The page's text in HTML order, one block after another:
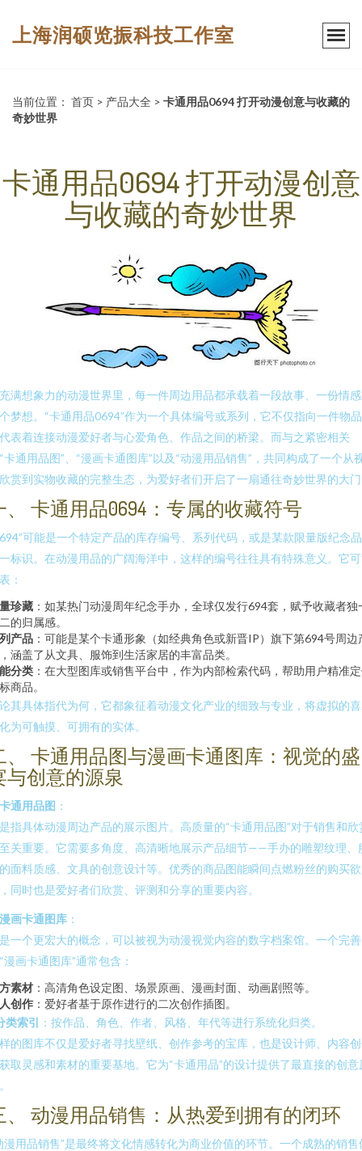
上海润硕览振科技工作室
当前位置： 首页 > 产品大全 > 卡通用品0694 打开动漫创意与收藏的
奇妙世界
卡通用品0694 打开动漫创意
与收藏的奇妙世界
满想象力的动漫世界里，每一件周边用品都承载着一段故事、一份情
梦想。“卡通用品0694”作为一个具体编号或系列，它不仅指向一件物
表着连接动漫爱好者与心爱角色、作品之间的桥梁。而与之紧密相关
卡通用品图”、“漫画卡通图库”以及“动漫用品销售”，共同构成了一个从
赏到实物收藏的完整生态，为爱好者们开启了一扇通往奇妙世界的大
、 卡通用品0694：专属的收藏符号
可能是一个特定产品的库存编号、系列代码，或是某款限量版纪念
标识。在动漫用品的广阔海洋中，这样的编号往往具有特殊意义。它
：
珍藏 ：如某热门动漫周年纪念手办，全球仅发行694套，赋予收藏者独
的归属感。
产品 ：可能是某个卡通形象（如经典角色或新晋IP）旗下第694号周边
涵盖了从文具、服饰到生活家居的丰富品类。
分类 ：在大型图库或销售平台中，作为内部检索代码，帮助用户精准
商品。
其具体指代为何，它都象征着动漫文化产业的细致与专业，将虚拟的
为可触摸、可拥有的实体。
、 卡通用品图与漫画卡通图库：视觉的盛
与创意的源泉
卡通用品图 ：
指具体动漫周边产品的展示图片。高质量的“卡通用品图”对于销售和欣
关重要。它需要多角度、高清晰地展示产品细节——手办的雕塑纹理、
面料质感、文具的创意设计等。优秀的商品图能瞬间点燃粉丝的购买欲
同时也是爱好者们欣赏、评测和分享的重要内容。
漫画卡通图库 ：
一个更宏大的概念，可以被视为动漫视觉内容的数字档案馆。一个完善
漫画卡通图库”通常包含：
素材 ：高清角色设定图、场景原画、漫画封面、动画剧照等。
创作 ：爱好者基于原作进行的二次创作插图。
类索引 ：按作品、角色、作者、风格、年代等进行系统化归类。
的图库不仅是爱好者寻找壁纸、创作参考的宝库，也是设计师、内容
取灵感和素材的重要基地。它为“卡通用品”的设计提供了最直接的创意
、 动漫用品销售：从热爱到拥有的闭环
漫用品销售”是最终将文化情感转化为商业价值的环节。一个成熟的销售